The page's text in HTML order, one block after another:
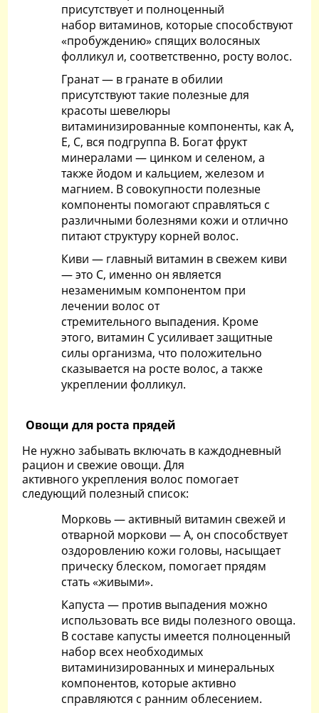
присутствует и полноценный
набор витаминов, которые способствуют
«пробуждению» спящих волосяных
фолликул и, соответственно, росту волос.
Гранат — в гранате в обилии
присутствуют такие полезные для
красоты шевелюры
витаминизированные компоненты, как А,
Е, С, вся подгруппа В. Богат фрукт
минералами — цинком и селеном, а
также йодом и кальцием, железом и
магнием. В совокупности полезные
компоненты помогают справляться с
различными болезнями кожи и отлично
питают структуру корней волос.
Киви — главный витамин в свежем киви
— это С, именно он является
незаменимым компонентом при
лечении волос от
стремительного выпадения. Кроме
этого, витамин С усиливает защитные
силы организма, что положительно
сказывается на росте волос, а также
укреплении фолликул.
Овощи для роста прядей
Не нужно забывать включать в каждодневный
рацион и свежие овощи. Для
активного укрепления волос помогает
следующий полезный список:
Морковь — активный витамин свежей и
отварной моркови — А, он способствует
оздоровлению кожи головы, насыщает
прическу блеском, помогает прядям
стать «живыми».
Капуста — против выпадения можно
использовать все виды полезного овоща.
В составе капусты имеется полноценный
набор всех необходимых
витаминизированных и минеральных
компонентов, которые активно
справляются с ранним облесением.